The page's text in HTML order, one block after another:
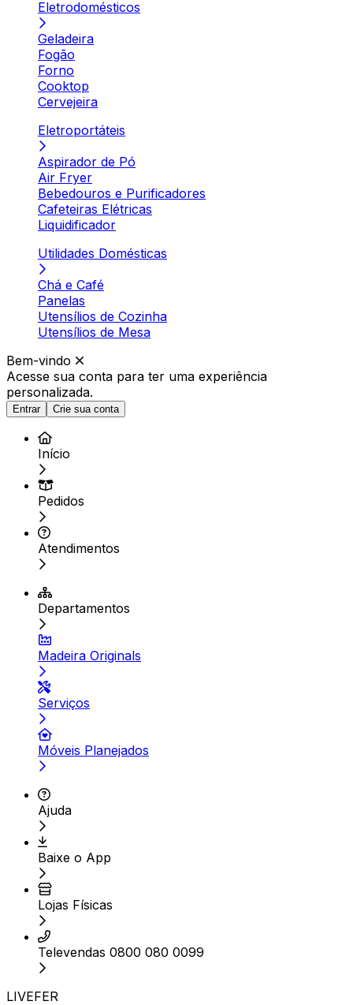
Eletrodomésticos
Geladeira
Fogão
Forno
Cooktop
Cervejeira
Eletroportáteis
Aspirador de Pó
Air Fryer
Bebedouros e Purificadores
Cafeteiras Elétricas
Liquidificador
Utilidades Domésticas
Chá e Café
Panelas
Utensílios de Cozinha
Utensílios de Mesa
Bem-vindo
Acesse sua conta para ter uma experiência
personalizada.
Entrar Crie sua conta
Início
Pedidos
Atendimentos
Departamentos
Madeira Originals
Serviços
Móveis Planejados
Ajuda
Baixe o App
Lojas Físicas
Televendas 0800 080 0099
LIVEFER